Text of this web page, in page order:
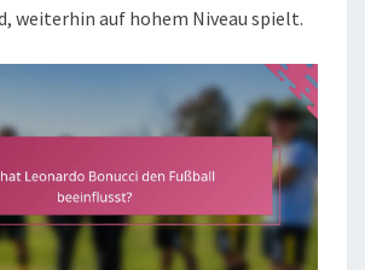
weiterhin auf hohem Niveau spielt.